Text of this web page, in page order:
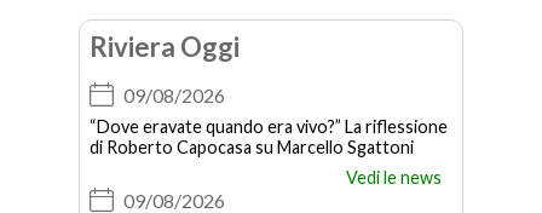
Riviera Oggi
09/08/2026
“Dove eravate quando era vivo?” La riflessione
di Roberto Capocasa su Marcello Sgattoni
Vedi le news
09/08/2026